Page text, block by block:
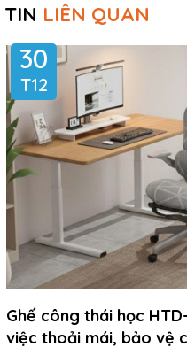
TIN LIÊN QUAN
30
T12
Ghế công thái học
việc thoải mái, bảo vệ